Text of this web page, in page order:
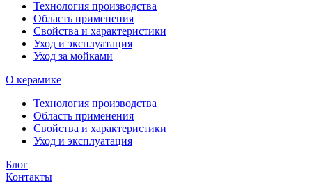
Технология производства
Область применения
Свойства и характеристики
Уход и эксплуатация
Уход за мойками
О керамике
Технология производства
Область применения
Свойства и характеристики
Уход и эксплуатация
Блог
Контакты